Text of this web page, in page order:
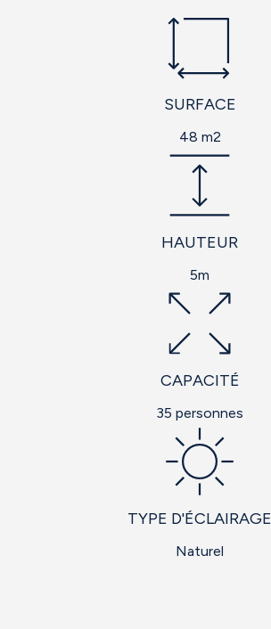
SURFACE
48 m2
HAUTEUR
5m
CAPACITÉ
35 personnes
TYPE D'ÉCLAIRAGE
Naturel